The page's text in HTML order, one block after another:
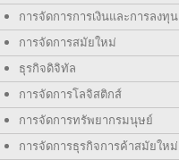
การจัดการการเงินและการลงทุน
การจัดการสมัยใหม่
ธุรกิจดิจิทัล
การจัดการโลจิสติกส์
การจัดการทรัพยากรมนุษย์
การจัดการธุรกิจการค้าสมัยใหม่